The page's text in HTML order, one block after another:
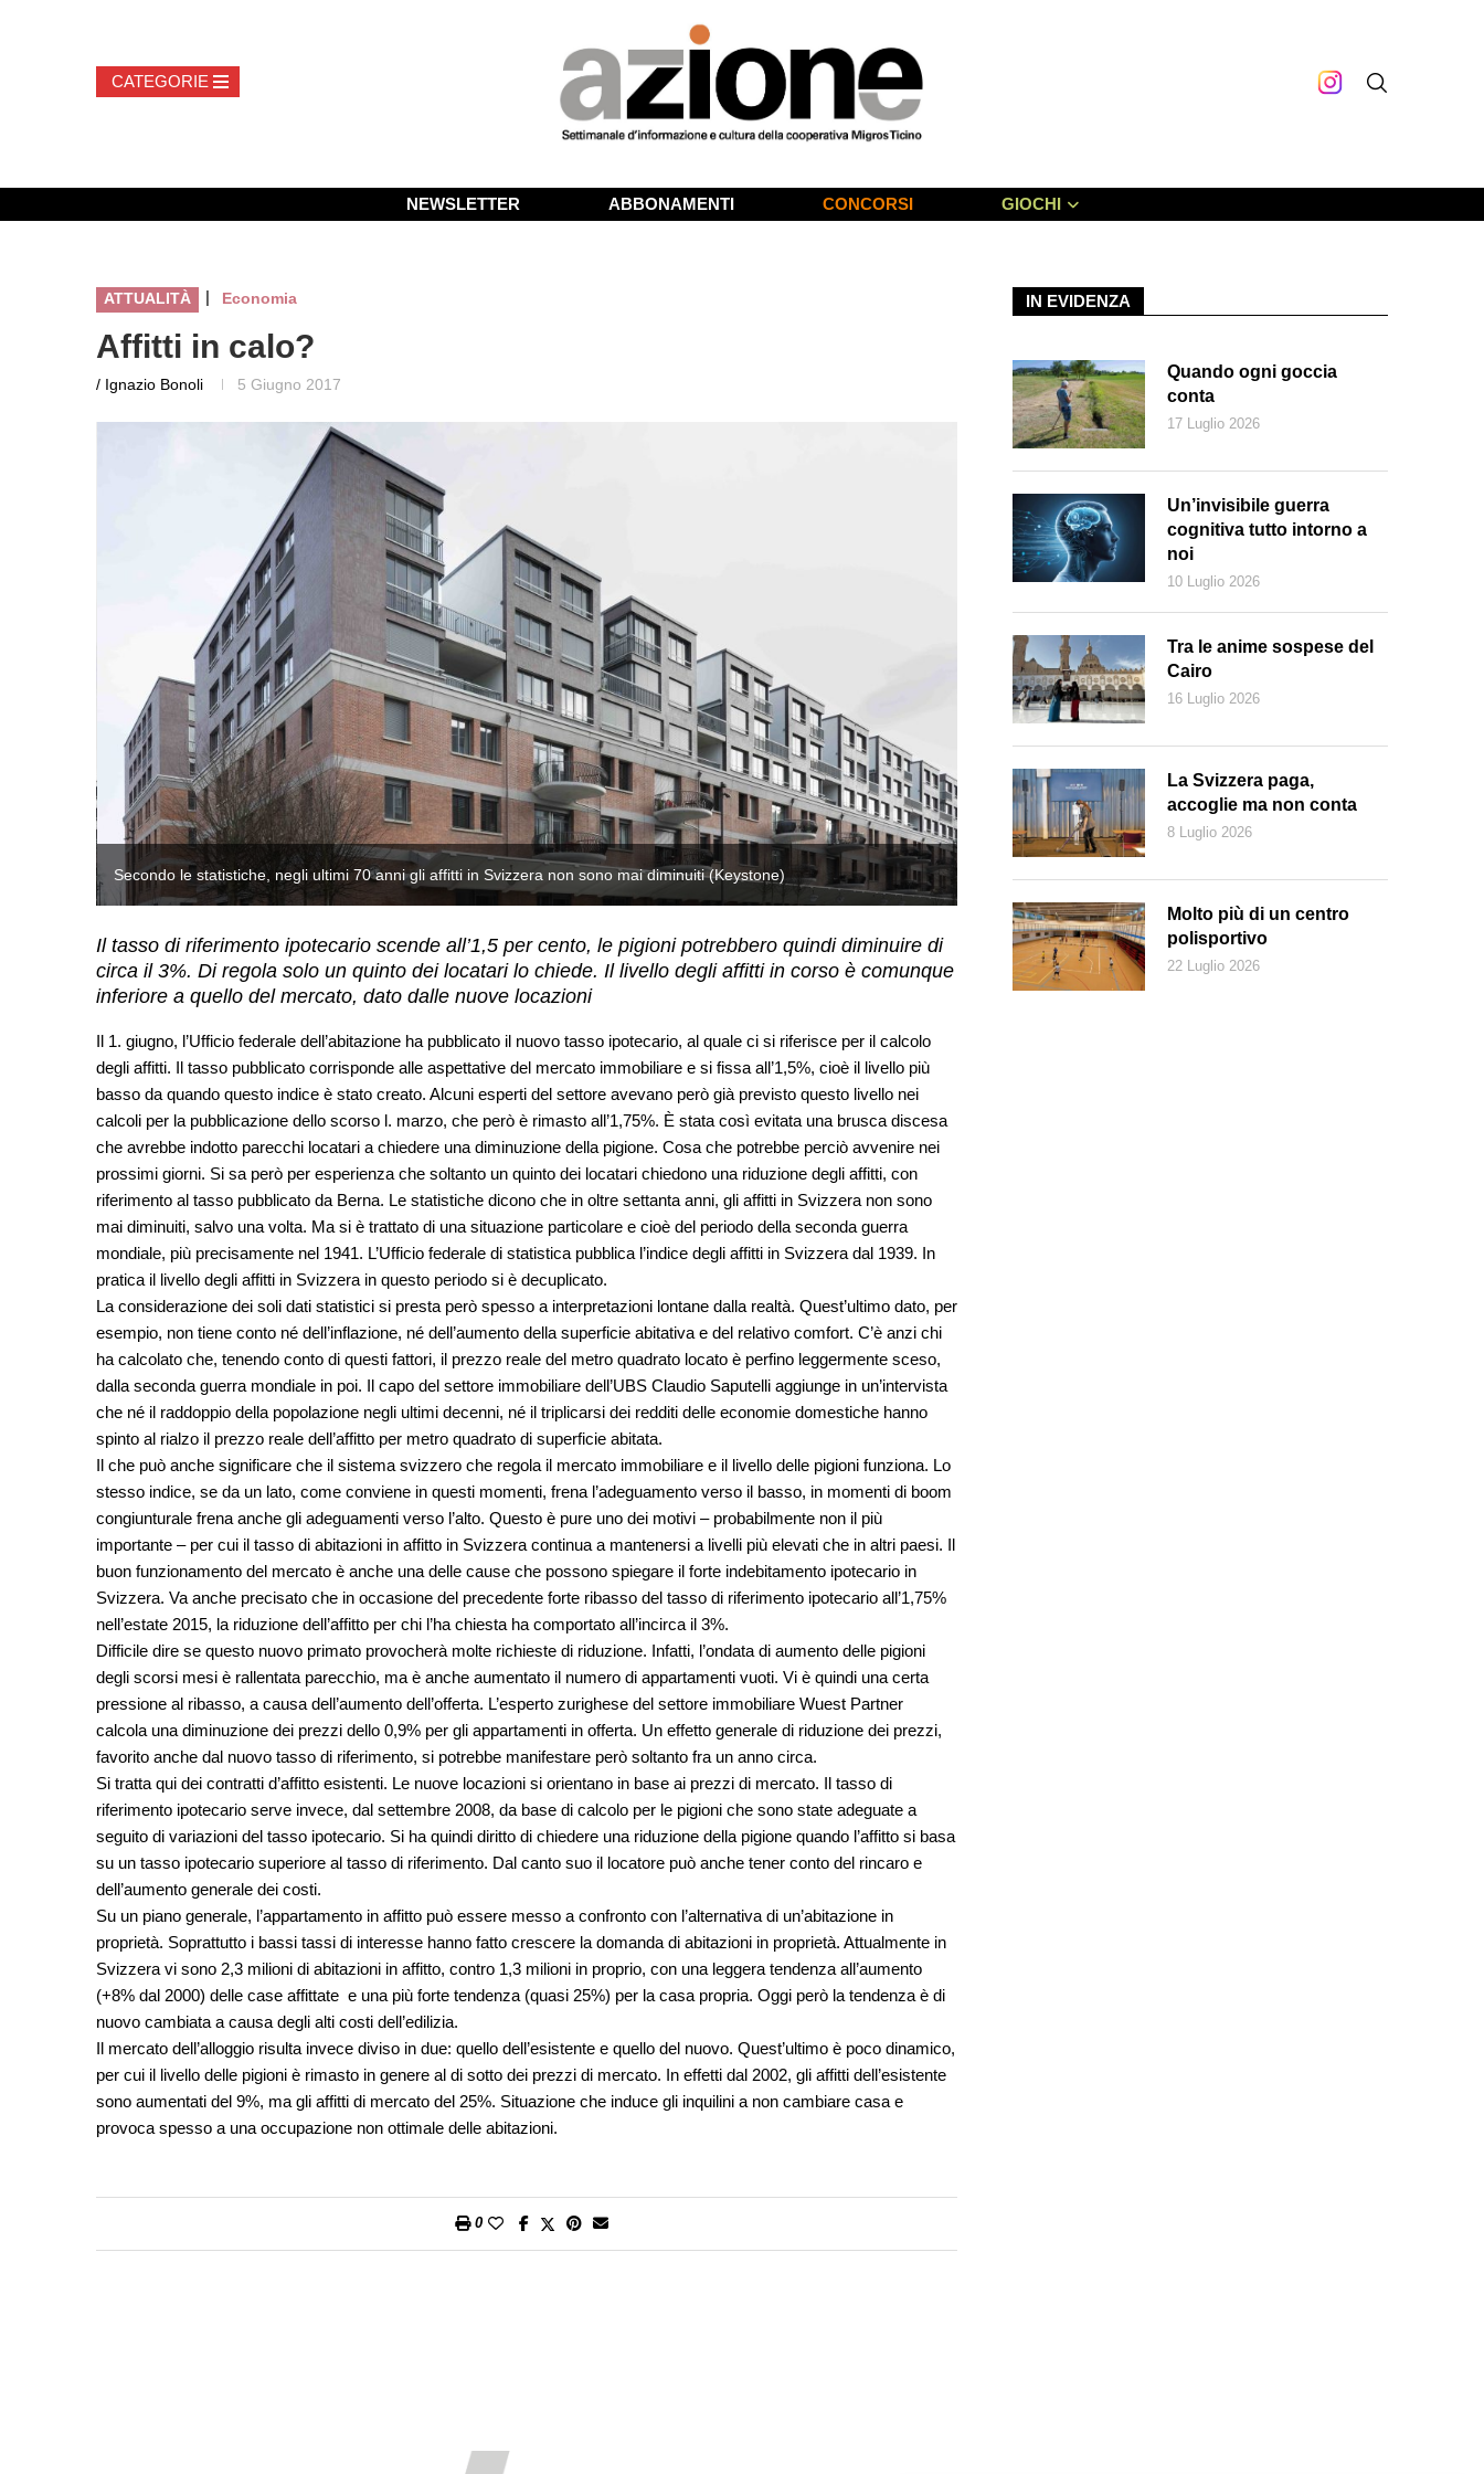
NEWSLETTER ABBONAMENTI CONCORSI GIOCHI
ATTUALITÀ | Economia
Affitti in calo?
/ Ignazio Bonoli 5 Giugno 2017
Secondo le statistiche, negli ultimi 70 anni gli affitti in Svizzera non sono mai diminuiti (Keystone) Secondo le statistiche, negli ultimi 70 anni gli affitti in Svizzera non sono
Il tasso di riferimento ipotecario scende all’1,5 per cento, le pigioni potrebbero quindi diminuire di
circa il 3%. Di regola solo un quinto dei locatari lo chiede. Il livello degli affitti in corso è comunque
inferiore a quello del mercato, dato dalle nuove locazioni
Il 1. giugno, l’Ufficio federale dell’abitazione ha pubblicato il nuovo tasso ipotecario, al quale ci si riferisce per il calcolo
degli affitti. Il tasso pubblicato corrisponde alle aspettative del mercato immobiliare e si fissa all’1,5%, cioè il livello più
basso da quando questo indice è stato creato. Alcuni esperti del settore avevano però già previsto questo livello nei
calcoli per la pubblicazione dello scorso l. marzo, che però è rimasto all’1,75%. È stata così evitata una brusca discesa
che avrebbe indotto parecchi locatari a chiedere una diminuzione della pigione. Cosa che potrebbe perciò avvenire nei
prossimi giorni. Si sa però per esperienza che soltanto un quinto dei locatari chiedono una riduzione degli affitti, con
riferimento al tasso pubblicato da Berna. Le statistiche dicono che in oltre settanta anni, gli affitti in Svizzera non sono
mai diminuiti, salvo una volta. Ma si è trattato di una situazione particolare e cioè del periodo della seconda guerra
mondiale, più precisamente nel 1941. L’Ufficio federale di statistica pubblica l’indice degli affitti in Svizzera dal 1939. In
pratica il livello degli affitti in Svizzera in questo periodo si è decuplicato.
La considerazione dei soli dati statistici si presta però spesso a interpretazioni lontane dalla realtà. Quest’ultimo dato, per
esempio, non tiene conto né dell’inflazione, né dell’aumento della superficie abitativa e del relativo comfort. C’è anzi chi
ha calcolato che, tenendo conto di questi fattori, il prezzo reale del metro quadrato locato è perfino leggermente sceso,
dalla seconda guerra mondiale in poi. Il capo del settore immobiliare dell’UBS Claudio Saputelli aggiunge in un’intervista
che né il raddoppio della popolazione negli ultimi decenni, né il triplicarsi dei redditi delle economie domestiche hanno
spinto al rialzo il prezzo reale dell’affitto per metro quadrato di superficie abitata.
Il che può anche significare che il sistema svizzero che regola il mercato immobiliare e il livello delle pigioni funziona. Lo
stesso indice, se da un lato, come conviene in questi momenti, frena l’adeguamento verso il basso, in momenti di boom
congiunturale frena anche gli adeguamenti verso l’alto. Questo è pure uno dei motivi – probabilmente non il più
importante – per cui il tasso di abitazioni in affitto in Svizzera continua a mantenersi a livelli più elevati che in altri paesi. Il
buon funzionamento del mercato è anche una delle cause che possono spiegare il forte indebitamento ipotecario in
Svizzera. Va anche precisato che in occasione del precedente forte ribasso del tasso di riferimento ipotecario all’1,75%
nell’estate 2015, la riduzione dell’affitto per chi l’ha chiesta ha comportato all’incirca il 3%.
Difficile dire se questo nuovo primato provocherà molte richieste di riduzione. Infatti, l’ondata di aumento delle pigioni
degli scorsi mesi è rallentata parecchio, ma è anche aumentato il numero di appartamenti vuoti. Vi è quindi una certa
pressione al ribasso, a causa dell’aumento dell’offerta. L’esperto zurighese del settore immobiliare Wuest Partner
calcola una diminuzione dei prezzi dello 0,9% per gli appartamenti in offerta. Un effetto generale di riduzione dei prezzi,
favorito anche dal nuovo tasso di riferimento, si potrebbe manifestare però soltanto fra un anno circa.
Si tratta qui dei contratti d’affitto esistenti. Le nuove locazioni si orientano in base ai prezzi di mercato. Il tasso di
riferimento ipotecario serve invece, dal settembre 2008, da base di calcolo per le pigioni che sono state adeguate a
seguito di variazioni del tasso ipotecario. Si ha quindi diritto di chiedere una riduzione della pigione quando l’affitto si basa
su un tasso ipotecario superiore al tasso di riferimento. Dal canto suo il locatore può anche tener conto del rincaro e
dell’aumento generale dei costi.
Su un piano generale, l’appartamento in affitto può essere messo a confronto con l’alternativa di un’abitazione in
proprietà. Soprattutto i bassi tassi di interesse hanno fatto crescere la domanda di abitazioni in proprietà. Attualmente in
Svizzera vi sono 2,3 milioni di abitazioni in affitto, contro 1,3 milioni in proprio, con una leggera tendenza all’aumento
(+8% dal 2000) delle case affittate e una più forte tendenza (quasi 25%) per la casa propria. Oggi però la tendenza è di
nuovo cambiata a causa degli alti costi dell’edilizia.
Il mercato dell’alloggio risulta invece diviso in due: quello dell’esistente e quello del nuovo. Quest’ultimo è poco dinamico,
per cui il livello delle pigioni è rimasto in genere al di sotto dei prezzi di mercato. In effetti dal 2002, gli affitti dell’esistente
sono aumentati del 9%, ma gli affitti di mercato del 25%. Situazione che induce gli inquilini a non cambiare casa e
provoca spesso a una occupazione non ottimale delle abitazioni.
0
IN EVIDENZA
Quando ogni goccia
conta
17 Luglio 2026
Un’invisibile guerra
cognitiva tutto intorno a
noi
10 Luglio 2026
Tra le anime sospese del
Cairo
16 Luglio 2026
La Svizzera paga,
accoglie ma non conta
8 Luglio 2026
Molto più di un centro
polisportivo
22 Luglio 2026